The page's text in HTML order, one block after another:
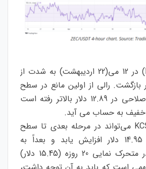
توکن کوکوین(KCS) در 12 می(22 اردیبهشت) به شدت از
قوی 9 دلار بازگشت. رالی از اولین مانع در سطح
38.2% فیبوناچی اصلاحی در 12.89 دلار بالاتر رفته است
به حساب می آید.
جفت ارز KCS/USDT می‌تواند در مرحله بعدی تا سطح
اصلاحی 50% در 14.95 دلار افزایش یابد و بعداً به
مقاومت بحرانی در متحرک نمایی 20 روزه (15.45 دلار)